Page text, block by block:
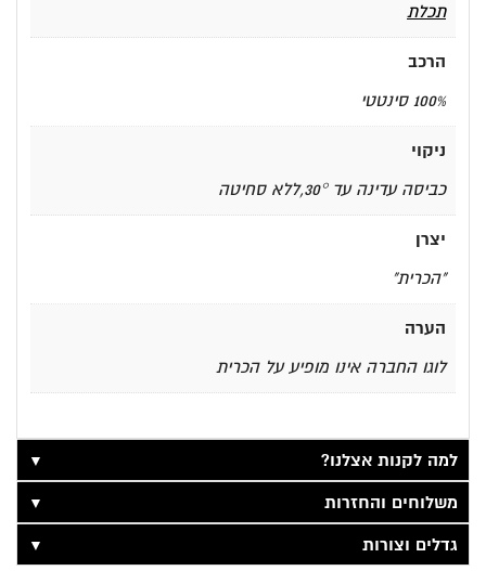
תכלת
הרכב
100% סינטטי
ניקוי
כביסה עדינה עד 30°,ללא סחיטה
יצרן
"הכרית"
הערה
לוגו החברה אינו מופיע על הכרית
למה לקנות אצלנו?
▼
משלוחים והחזרות
▼
גדלים וצורות
▼